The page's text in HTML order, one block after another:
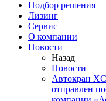
Подбор решения
Лизинг
Сервис
О компании
Новости
Назад
Новости
Автокран
отправлен